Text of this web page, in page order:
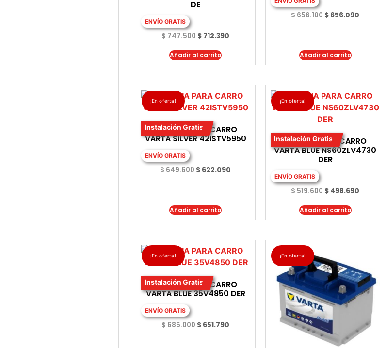
DE
ENVÍO GRATIS
$747.500$ 712.390
Añadir al carrito
$656.100 $ 656.090
Añadir al carrito
¡En oferta!
Instalación Gratis
BATERIA PARA CARRO
VARTA SILVER 42ISTV5950
ENVÍO GRATIS
$649.600$ 622.090
Añadir al carrito
¡En oferta!
Instalación Gratis
BATERIA PARA CARRO
VARTA BLUE NS60ZLV4730
DER
ENVÍO GRATIS
$519.600 $ 498.690
Añadir al carrito
¡En oferta!
Instalación Gratis
BATERIA PARA CARRO
VARTA BLUE 35V4850 DER
ENVÍO GRATIS
$686.000$ 651.790
¡En oferta!